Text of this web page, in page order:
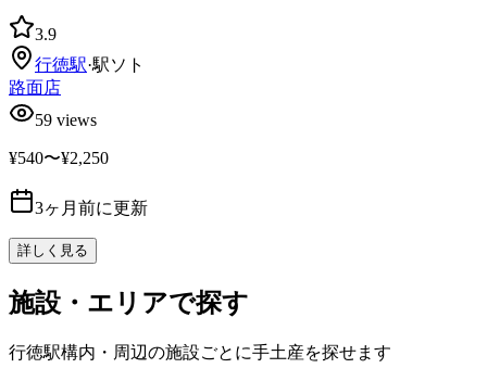
3.9
行徳駅·駅ソト
路面店
59 views
¥540〜¥2,250
3ヶ月前に更新
詳しく見る
施設・エリアで探す
行徳駅構内・周辺の施設ごとに手土産を探せます